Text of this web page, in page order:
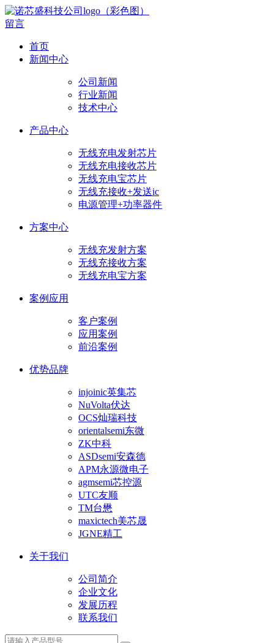
留言
首页
新闻中心
公司新闻
行业新闻
技术中心
产品中心
无线充电发射芯片
无线充电接收芯片
无线充电宝芯片
无线充接收+发送ic
电源管理+功率器件
方案中心
无线充发射方案
无线充接收方案
无线充电宝方案
案例应用
客户案例
应用案例
前沿案例
优势品牌
injoinic英集芯
NuVolta伏达
OCS灿瑞科技
orientalsemi东微
ZK中科
ASDsemi安森德
APM永源微电子
agmsemi芯控源
UTC友顺
TM台懋
maxictech美芯晟
JGNE精工
关于我们
公司简介
企业文化
发展历程
联系我们